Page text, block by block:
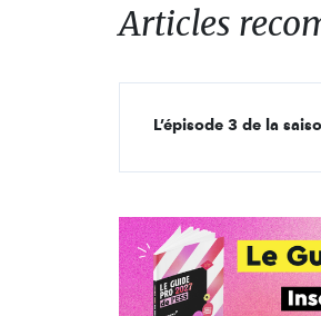
Articles
L’épisode 3 de la